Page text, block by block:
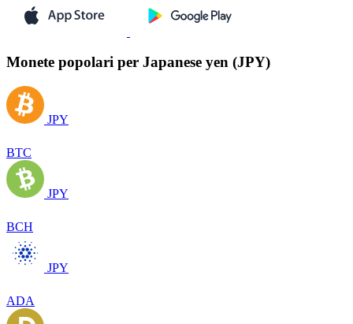
Monete popolari per Japanese yen (JPY)
JPY
BTC
JPY
BCH
JPY
ADA